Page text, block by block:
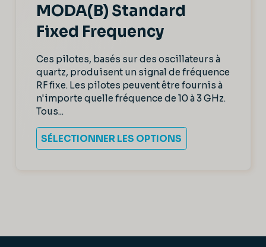
MODA(B) Standard
Fixed Frequency
Ces pilotes, basés sur des oscillateurs à
quartz, produisent un signal de fréquence
RF fixe. Les pilotes peuvent être fournis à
n'importe quelle fréquence de 10 à 3 GHz.
Tous...
SÉLECTIONNER LES OPTIONS